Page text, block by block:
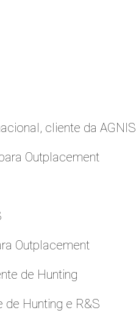
cliente da AGNIS
Outplacement
Outplacement
de Hunting
de Hunting e R&S